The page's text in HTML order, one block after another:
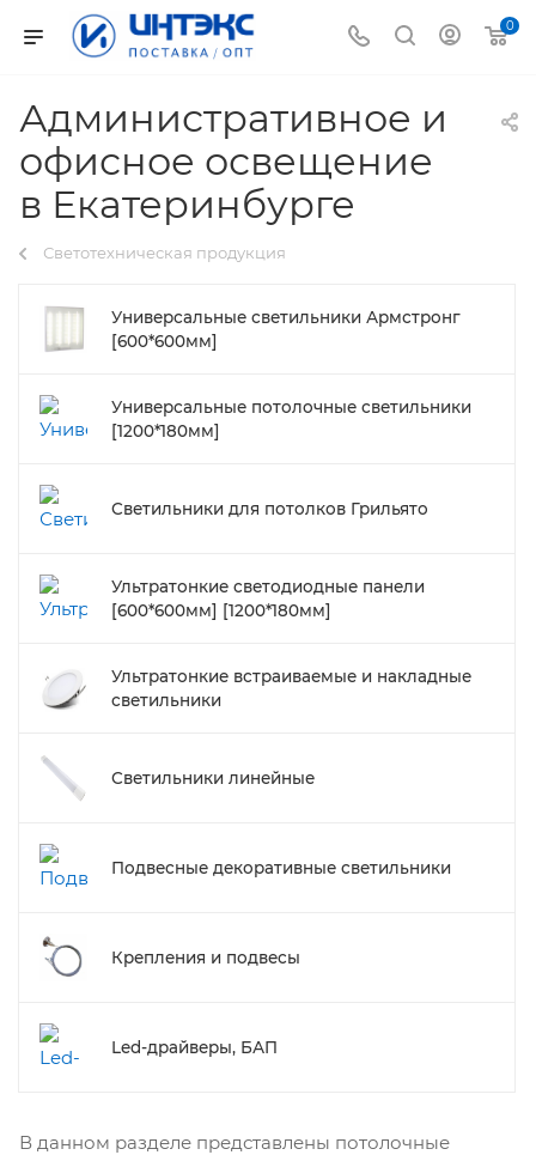
0
Административное и
офисное освещение
в Екатеринбурге
Светотехническая продукция
Универсальные светильники Армстронг
[600*600мм]
Универсальные потолочные светильники
[1200*180мм]
Светильники для потолков Грильято
Ультратонкие светодиодные панели
[600*600мм] [1200*180мм]
Ультратонкие встраиваемые и накладные
светильники
Светильники линейные
Подвесные декоративные светильники
Крепления и подвесы
Led-драйверы, БАП
В данном разделе представлены потолочные